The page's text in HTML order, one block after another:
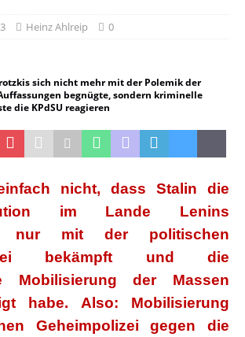
Heinz Ahlreip 0
sich nicht mehr mit der Polemik der
begnügte, sondern kriminelle
die KPdSU reagieren
nicht, dass Stalin die
im Lande Lenins
nur mit der politischen
bekämpft und die
Mobilisierung der Massen
habe. Also: Mobilisierung
Geheimpolizei gegen die